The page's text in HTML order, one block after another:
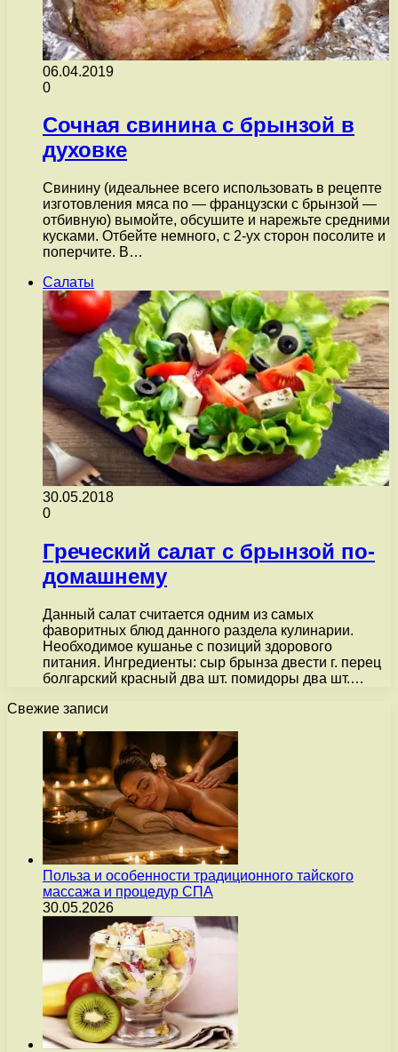
06.04.2019
0
Сочная свинина с брынзой в
духовке
Свинину (идеальнее всего использовать в рецепте
изготовления мяса по — французски с брынзой —
отбивную) вымойте, обсушите и нарежьте средними
кусками. Отбейте немного, с 2-ух сторон посолите и
поперчите. В…
Салаты
30.05.2018
0
Греческий салат с брынзой по-
домашнему
Данный салат считается одним из самых
фаворитных блюд данного раздела кулинарии.
Необходимое кушанье с позиций здорового
питания. Ингредиенты: сыр брынза двести г. перец
болгарский красный два шт. помидоры два шт.…
Свежие записи
Польза и особенности традиционного тайского
массажа и процедур СПА
30.05.2026